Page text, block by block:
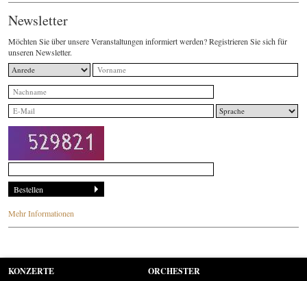
Newsletter
Möchten Sie über unsere Veranstaltungen informiert werden? Registrieren Sie sich für
unseren Newsletter.
Mehr Informationen
KONZERTE ORCHESTER